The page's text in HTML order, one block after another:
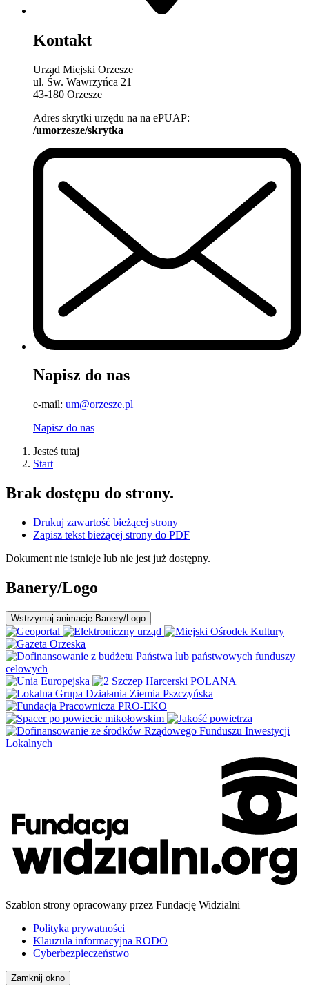
Kontakt
Urząd Miejski Orzesze
ul. Św. Wawrzyńca 21
43-180 Orzesze
Adres skrytki urzędu na na ePUAP:
/umorzesze/skrytka
Napisz do nas
e-mail: um@orzesze.pl
Napisz do nas
Jesteś tutaj
Start
Brak dostępu do strony.
Drukuj zawartość bieżącej strony
Zapisz tekst bieżącej strony do PDF
Dokument nie istnieje lub nie jest już dostępny.
Banery/Logo
Wstrzymaj animację Banery/Logo
Szablon strony opracowany przez Fundację Widzialni
Polityka prywatności
Klauzula informacyjna RODO
Cyberbezpieczeństwo
Zamknij okno